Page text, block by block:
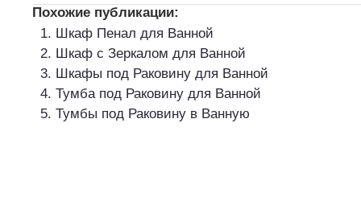
Похожие публикации:
Шкаф Пенал для Ванной
Шкаф с Зеркалом для Ванной
Шкафы под Раковину для Ванной
Тумба под Раковину для Ванной
Тумбы под Раковину в Ванную